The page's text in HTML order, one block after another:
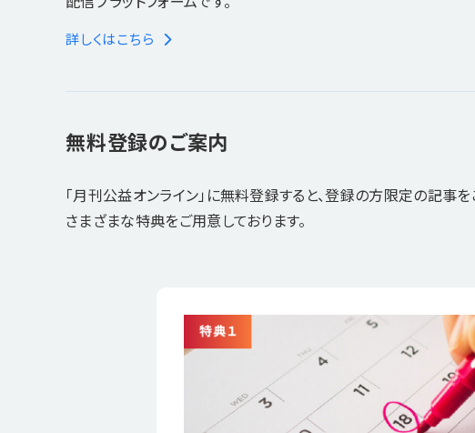
詳しくはこちら
無料登録のご案内
「月刊公益オンライン」に無料登録すると、登録の方限定の記事
さまざまな特典をご用意しております。